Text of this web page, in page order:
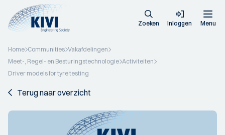
Zoeken Inloggen Menu
Home Communities Vakafdelingen
Meet-, Regel- en Besturingstechnologie Activiteiten
Driver models for tyre testing
Terug naar overzicht